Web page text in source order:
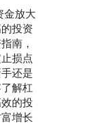
金放大
投资
南，
损点
还是
解杠
的投
增长